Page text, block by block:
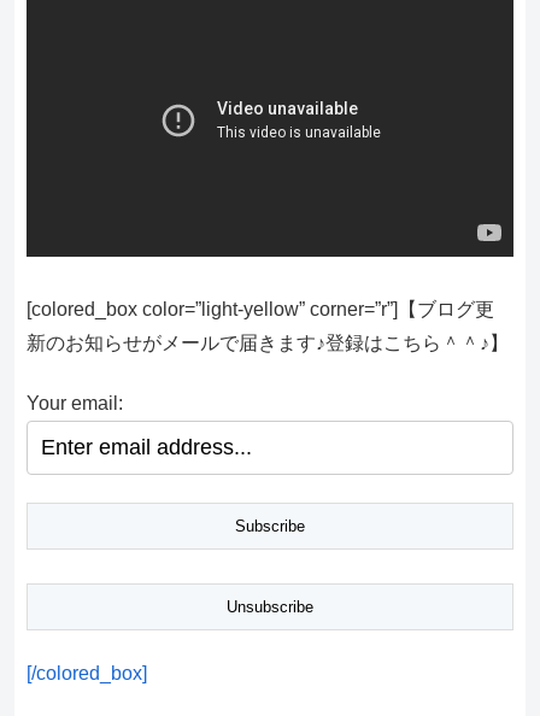
[colored_box color=”light‐yellow” corner=”r”]【ブログ更
新のお知らせがメールで届きます♪登録はこちら＾＾♪】
Your email:
[/colored_box]